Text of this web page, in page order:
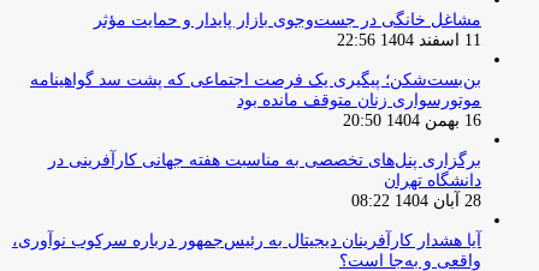
مشاغل خانگی در جست‌وجوی بازار پایدار و حمایت مؤثر
11 اسفند 1404 22:56
بن‌بست‌شکن؛ پیگیری یک فرصت اجتماعی که پشت سد گواهینامه
موتورسواری زنان متوقف مانده بود
16 بهمن 1404 20:50
برگزاری پنل‌های تخصصی به مناسبت هفته جهانی کارآفرینی در
دانشگاه تهران
28 آبان 1404 08:22
آیا هشدار کارآفرینان دیجیتال به رئیس‌جمهور درباره سرکوب نوآوری،
واقعی و به‌جا است؟